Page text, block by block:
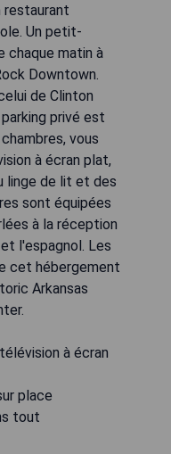
restaurant
Un petit-
chaque matin à
Downtown.
de Clinton
privé est
vous
à écran plat,
linge de lit et des
sont équipées
à la réception
l'espagnol. Les
cet hébergement
Arkansas
à écran
place
tout